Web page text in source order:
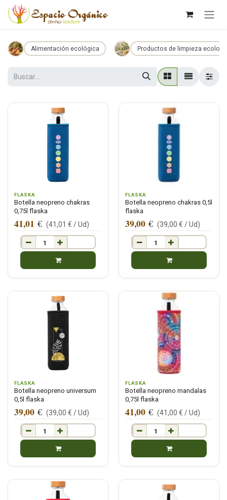
Ir al contenido
Alimentación ecológica Productos de limpieza
FLASKA
Botella neopreno chakras
0,75l flaska
41,01 € (41,01 € /Ud)
FLASKA
Botella neopreno chakras 0,5l
flaska
39,00 € (39,00 € /Ud)
FLASKA
Botella neopreno universum
0,5l flaska
39,00 € (39,00 € /Ud)
FLASKA
Botella neopreno mandalas
0,75l flaska
41,00 € (41,00 € /Ud)